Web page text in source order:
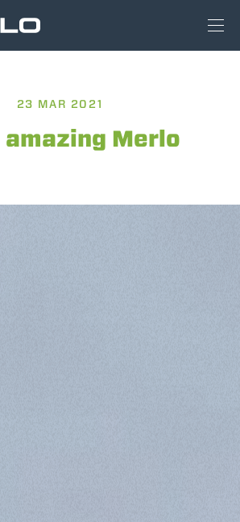
23 MAR 2021
Merlo